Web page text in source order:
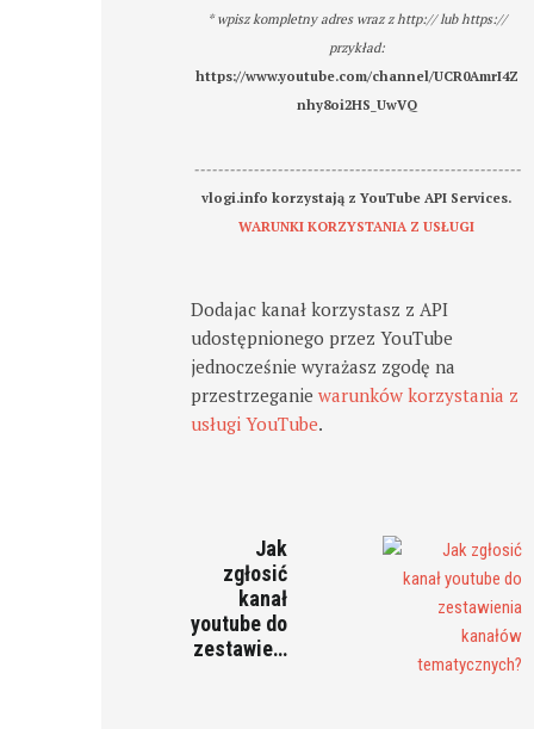
* wpisz kompletny adres wraz z http:// lub https://
przykład:
https://www.youtube.com/channel/UCR0AmrI4Z
nhy8oi2HS_UwVQ
-------------------------------------------------------
vlogi.info korzystają z YouTube API Services.
WARUNKI KORZYSTANIA Z USŁUGI
Dodajac kanał korzystasz z API
udostępnionego przez YouTube
jednocześnie wyrażasz zgodę na
przestrzeganiewarunków korzystania z
usługi YouTube.
Jak
zgłosić
kanał
youtube do
zestawie…